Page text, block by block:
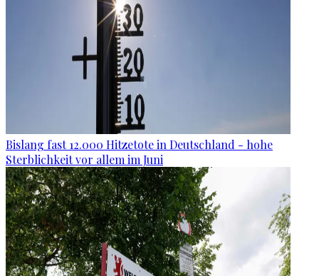
Bislang fast 12.000 Hitzetote in Deutschland - hohe
Sterblichkeit vor allem im Juni